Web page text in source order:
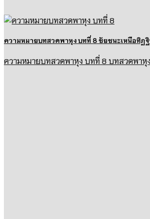
ความหมายบทสวดพาหุง บทที่ 8 ชัยชนะเหนือทิฏ
ความหมายบทสวดพาหุง บทที่ 8 บทสวดพาหุง